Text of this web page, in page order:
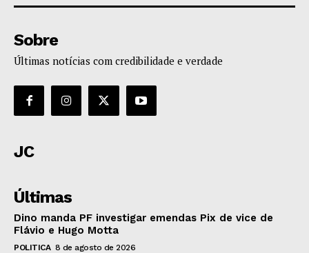
Sobre
Últimas notícias com credibilidade e verdade
JC
Últimas
Dino manda PF investigar emendas Pix de vice de
Flávio e Hugo Motta
POLITICA 8 de agosto de 2026